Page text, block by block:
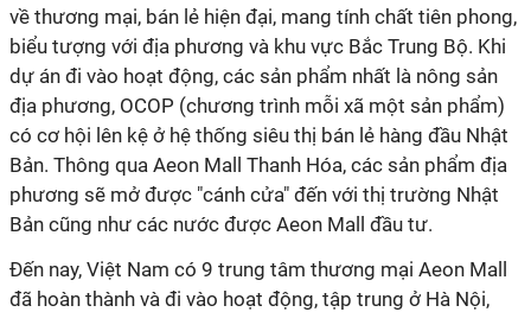
về thương mại, bán lẻ hiện đại, mang tính chất tiên phong,
biểu tượng với địa phương và khu vực Bắc Trung Bộ. Khi
dự án đi vào hoạt động, các sản phẩm nhất là nông sản
địa phương, OCOP (chương trình mỗi xã một sản phẩm)
có cơ hội lên kệ ở hệ thống siêu thị bán lẻ hàng đầu Nhật
Bản. Thông qua Aeon Mall Thanh Hóa, các sản phẩm địa
phương sẽ mở được "cánh cửa" đến với thị trường Nhật
Bản cũng như các nước được Aeon Mall đầu tư.
Đến nay, Việt Nam có 9 trung tâm thương mại Aeon Mall
đã hoàn thành và đi vào hoạt động, tập trung ở Hà Nội,